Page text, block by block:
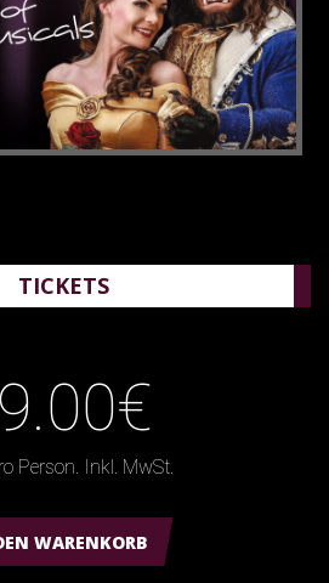
TICKETS
Person. Inkl. MwSt.
WARENKORB